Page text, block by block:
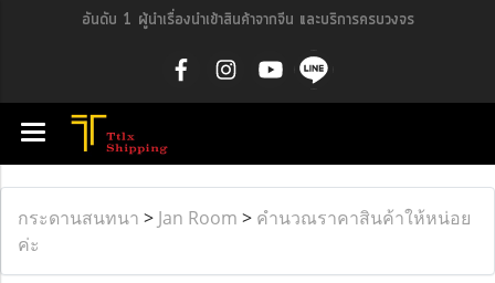
อันดับ 1 ผู้นำเรื่องนำเข้าสินค้าจากจีน และบริการครบวงจร
กระดานสนทนา > Jan Room > คำนวณราคาสินค้าให้หน่อย
ค่ะ